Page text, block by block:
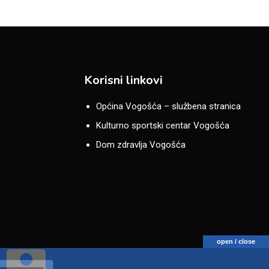
Korisni linkovi
Općina Vogošća – službena stranica
Kulturno sportski centar Vogošća
Dom zdravlja Vogošća
open / close